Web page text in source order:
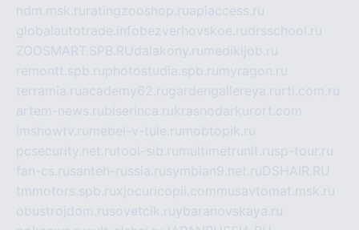
ndm.msk.ru ratingzooshop.ruapiaccess.ru
globalautotrade.info bezverhovskoe.rudrsschool.ru
ZOOSMART.SPB.RUdalakony.ru medikijob.ru
remontt.spb.ruphotostudia.spb.ru myragon.ru
terramia.ruacademy62.rugardengallereya.ru rti.com.ru
artem-news.rubiserinca.rukrasnodarkurort.com
imshowtv.ru mebel-v-tule.ru mobtopik.ru
pcsecurity.net.rutool-sib.ru multimetrunit.rusp-tour.ru
fan-cs.rusanteh-russia.rusymbian9.net.ruDSHAIR.RU
tmmotors.spb.ruxjocuricopii.com musavtomat.msk.ru
obustrojdom.rusovetcik.ruybaranovskaya.ru